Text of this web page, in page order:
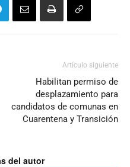
Artículo siguiente
Habilitan permiso de
desplazamiento para
candidatos de comunas en
Cuarentena y Transición
del autor